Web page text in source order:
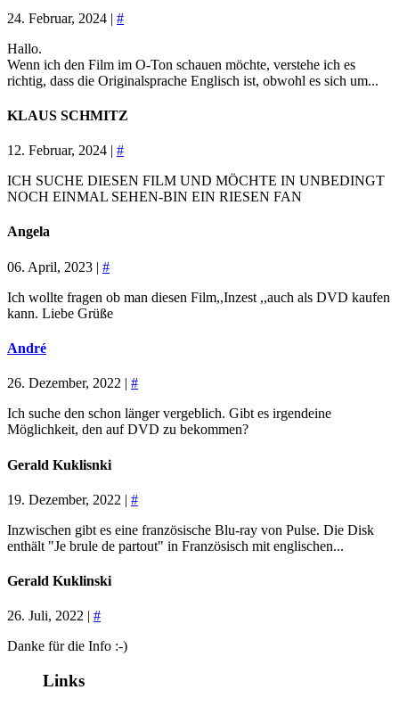
24. Februar, 2024 | #
Hallo.
Wenn ich den Film im O-Ton schauen möchte, verstehe ich es
richtig, dass die Originalsprache Englisch ist, obwohl es sich um...
KLAUS SCHMITZ
12. Februar, 2024 | #
ICH SUCHE DIESEN FILM UND MÖCHTE IN UNBEDINGT
NOCH EINMAL SEHEN-BIN EIN RIESEN FAN
Angela
06. April, 2023 | #
Ich wollte fragen ob man diesen Film,,Inzest ,,auch als DVD kaufen
kann. Liebe Grüße
André
26. Dezember, 2022 | #
Ich suche den schon länger vergeblich. Gibt es irgendeine
Möglichkeit, den auf DVD zu bekommen?
Gerald Kuklisnki
19. Dezember, 2022 | #
Inzwischen gibt es eine französische Blu-ray von Pulse. Die Disk
enthält "Je brule de partout" in Französisch mit englischen...
Gerald Kuklinski
26. Juli, 2022 | #
Danke für die Info :-)
Links